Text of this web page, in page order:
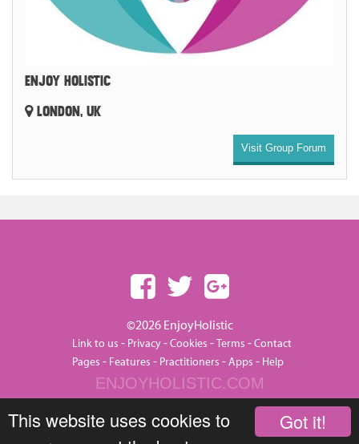
Got it!
This website uses cookies to
ENJOY HOLISTIC
LONDON, UK
Visit Group Forum
©2026 EnjoyHolistic
Link to us - Privacy-Cookies -Terms -Contact
Pages - Features - Practitioners -Apps - Help
ENJOYHOLISTIC.COM